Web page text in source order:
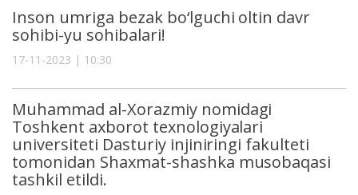
Inson umriga bezak bo‘lguchi oltin davr
sohibi-yu sohibalari!
17-11-2023 | 10:30
Muhammad al-Xorazmiy nomidagi
Toshkent axborot texnologiyalari
universiteti Dasturiy injiniringi fakulteti
tomonidan Shaxmat-shashka musobaqasi
tashkil etildi.